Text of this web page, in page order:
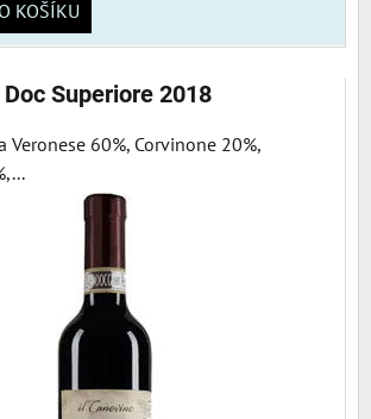
KOŠÍKU
Superiore 2018
Veronese 60%, Corvinone 20%,